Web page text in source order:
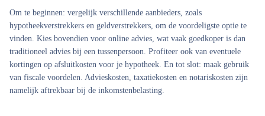
Om te beginnen: vergelijk verschillende aanbieders, zoals
hypotheekverstrekkers en geldverstrekkers, om de voordeligste optie te
vinden. Kies bovendien voor online advies, wat vaak goedkoper is dan
traditioneel advies bij een tussenpersoon. Profiteer ook van eventuele
kortingen op afsluitkosten voor je hypotheek. En tot slot: maak gebruik
van fiscale voordelen. Advieskosten, taxatiekosten en notariskosten zijn
namelijk aftrekbaar bij de inkomstenbelasting.